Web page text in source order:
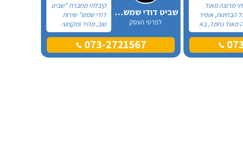
מרוצה מאוד
הבחינות, אופיר
מאוד נחמד, בא
לראות את
של ההתקנה,
היה הוגן מאוד.
שביט דודי שמש וחשמל בע"מ
לפרטי העסק
קיבלתי מחברת "שביט
דודי שמש" שירות
טוב, מהיר ומקצועי.
הזמנתי אותם לא
מזמן, כשהתפוצץ לי
הדוד שמש של
073-2721567